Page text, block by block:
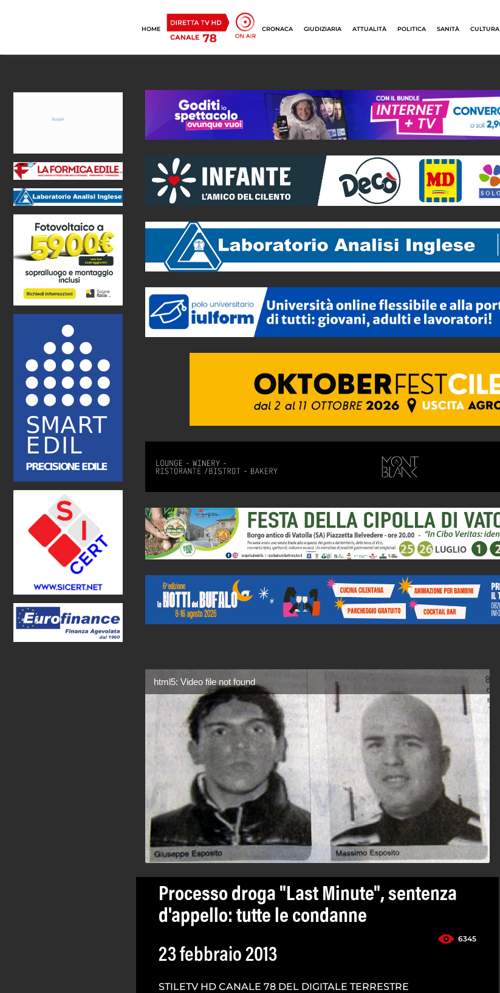
HOME CRONACA GIUDIZIARIA ATTUALITÀ POLITICA SANITÀ CULTURA
html5: Video file not found
Processo droga "Last Minute", sentenza
d'appello: tutte le condanne
6345
23 febbraio 2013
STILETV HD CANALE 78 DEL DIGITALE TERRESTRE